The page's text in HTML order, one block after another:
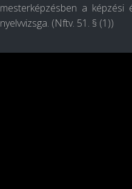
mesterképzésben a képzési
nyelvvizsga. (Nftv. 51. § (1))